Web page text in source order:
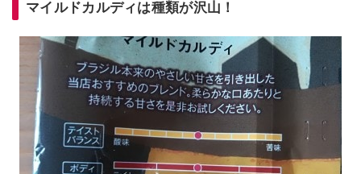
マイルドカルディは種類が沢山！